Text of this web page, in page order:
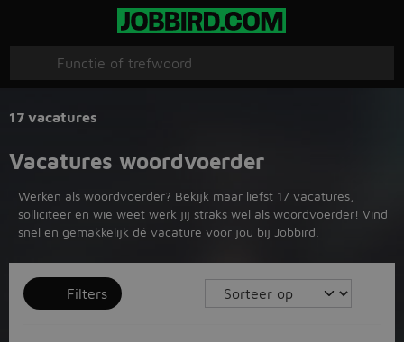
17 vacatures
Vacatures woordvoerder
Werken als woordvoerder? Bekijk maar liefst 17 vacatures,
solliciteer en wie weet werk jij straks wel als woordvoerder! Vind
snel en gemakkelijk dé vacature voor jou bij Jobbird.
Filters